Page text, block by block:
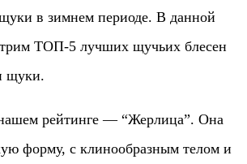
в зимнем периоде. В данной
ТОП-5 лучших щучьих блесен
щуки.
рейтинге — “Жерлица”. Она
форму, с клинообразным телом и